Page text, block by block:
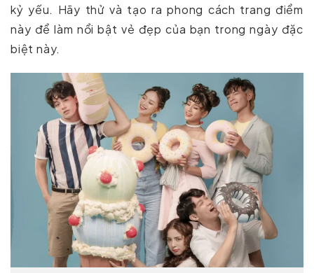
kỷ yếu. Hãy thử và tạo ra phong cách trang điểm
này để làm nổi bật vẻ đẹp của bạn trong ngày đặc
biệt này.